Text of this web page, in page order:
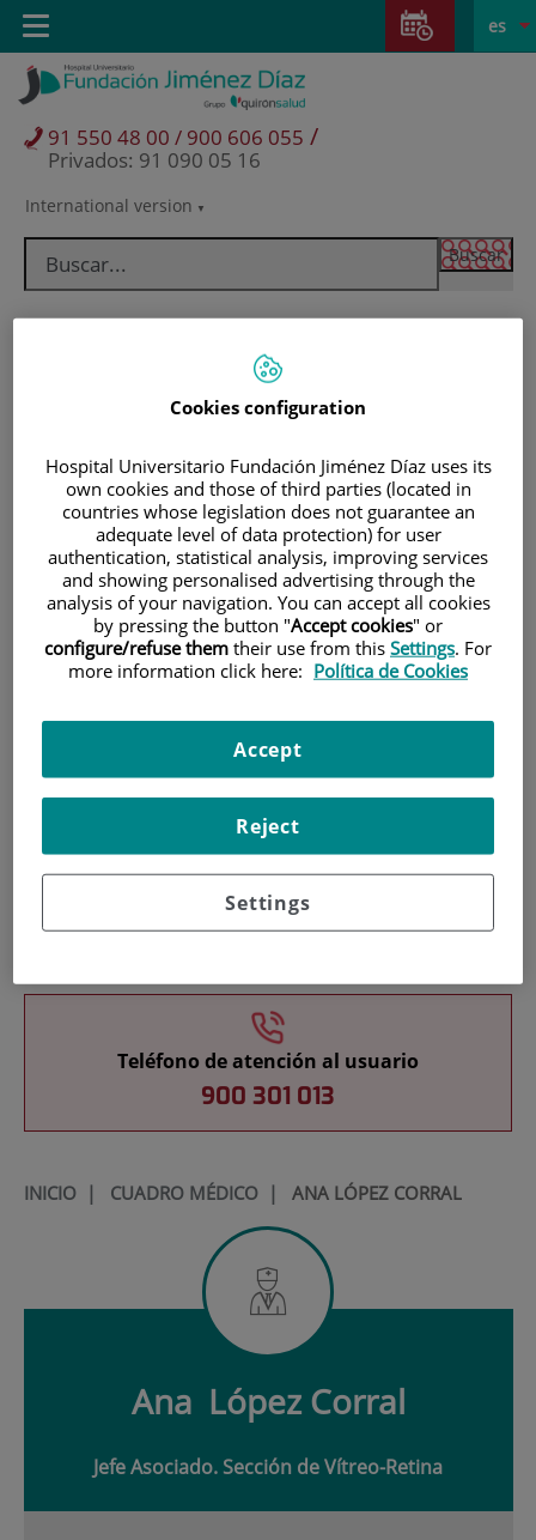
Saltar al contenido
Saltar
contenido
Selector
idioma
activo
es
International version
91 550 48 00 / 900 606 055 /
Privados: 91 090 05 16
Toggle
navigation
Pacientes y visitantes
Investigación
Docencia
Teléfono de atención al usuario
900 301 013
INICIO| CUADRO MÉDICO| ANA LÓPEZ CORRAL
Ana López Corral
Jefe Asociado. Sección de Vítreo-Retina
Cookies configuration
Hospital Universitario Fundación Jiménez Díaz uses its
own cookies and those of third parties (located in
countries whose legislation does not guarantee an
adequate level of data protection) for user
authentication, statistical analysis, improving services
and showing personalised advertising through the
analysis of your navigation. You can accept all cookies
by pressing the button "Accept cookies" or
configure/refuse them their use from this Settings. For
more information click here: Política de Cookies
Settings
Reject
Accept